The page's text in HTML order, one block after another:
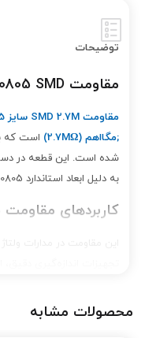
توضیحات
مقاومت 2.7M 0805 SMD
مقاومت SMD 2.7M سایز 0805
;مگااهم (2.7MΩ)
است که
شده است. این قطعه در
به دلیل ابعاد استاندارد 0805، نصب و مونتاژ آسانی دارد.
کاربردهای مقاومت 2.7M 0805
مهم آن است.
محصولات مشابه